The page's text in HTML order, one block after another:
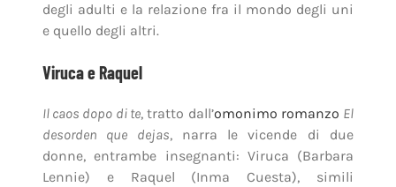
degli adulti e la relazione fra il mondo degli uni
e quello degli altri.
Viruca e Raquel
Il caos dopo di te, tratto dall’omonimo romanzo El
desorden que dejas, narra le vicende di due
donne, entrambe insegnanti: Viruca (Barbara
Lennie) e Raquel (Inma Cuesta), simili